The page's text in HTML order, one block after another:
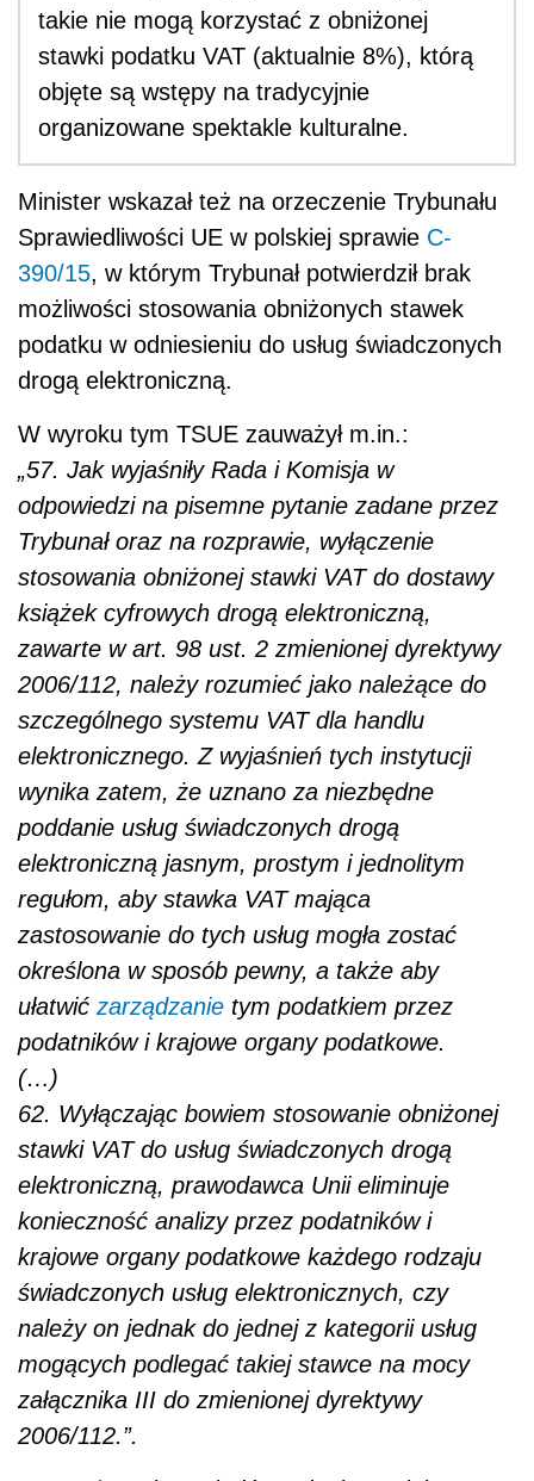
takie nie mogą korzystać z obniżonej
stawki podatku VAT (aktualnie 8%), którą
objęte są wstępy na tradycyjnie
organizowane spektakle kulturalne.
Minister wskazał też na orzeczenie Trybunału
Sprawiedliwości UE w polskiej sprawie C-
390/15, w którym Trybunał potwierdził brak
możliwości stosowania obniżonych stawek
podatku w odniesieniu do usług świadczonych
drogą elektroniczną.
W wyroku tym TSUE zauważył m.in.:
„57. Jak wyjaśniły Rada i Komisja w
odpowiedzi na pisemne pytanie zadane przez
Trybunał oraz na rozprawie, wyłączenie
stosowania obniżonej stawki VAT do dostawy
książek cyfrowych drogą elektroniczną,
zawarte w art. 98 ust. 2 zmienionej dyrektywy
2006/112, należy rozumieć jako należące do
szczególnego systemu VAT dla handlu
elektronicznego. Z wyjaśnień tych instytucji
wynika zatem, że uznano za niezbędne
poddanie usług świadczonych drogą
elektroniczną jasnym, prostym i jednolitym
regułom, aby stawka VAT mająca
zastosowanie do tych usług mogła zostać
określona w sposób pewny, a także aby
ułatwić zarządzanie tym podatkiem przez
podatników i krajowe organy podatkowe.
(…)
62. Wyłączając bowiem stosowanie obniżonej
stawki VAT do usług świadczonych drogą
elektroniczną, prawodawca Unii eliminuje
konieczność analizy przez podatników i
krajowe organy podatkowe każdego rodzaju
świadczonych usług elektronicznych, czy
należy on jednak do jednej z kategorii usług
mogących podlegać takiej stawce na mocy
załącznika III do zmienionej dyrektywy
2006/112.”.